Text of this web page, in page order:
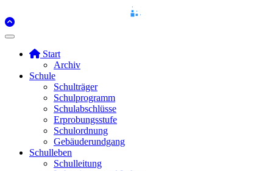
Start
Archiv
Schule
Schulträger
Schulprogramm
Schulabschlüsse
Erprobungsstufe
Schulordnung
Gebäuderundgang
Schulleben
Schulleitung